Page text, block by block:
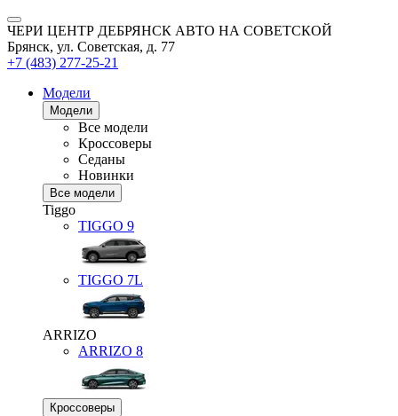
ЧЕРИ ЦЕНТР ДЕБРЯНСК АВТО НА СОВЕТСКОЙ
Брянск, ул. Советская, д. 77
+7 (483) 277-25-21
Модели
Модели
Все модели
Кроссоверы
Седаны
Новинки
Все модели
Tiggo
TIGGO 9
TIGGO 7L
ARRIZO
ARRIZO 8
Кроссоверы